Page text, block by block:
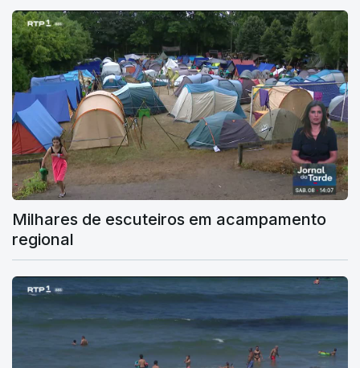
Milhares de escuteiros em acampamento
regional